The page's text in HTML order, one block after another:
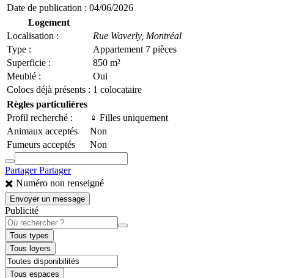
Date de publication : 04/06/2026
Logement
Localisation :
Rue Waverly, Montréal
Type :
Appartement 7 pièces
Superficie :
850 m²
Meublé :
Oui
Colocs déjà présents : 1 colocataire
Règles particulières
Profil recherché :
♀️ Filles uniquement
Animaux acceptés
Non
Fumeurs acceptés
Non
PartagerPartager
✖️ Numéro non renseigné
Envoyer un message
Publicité
Tous types
Tous loyers
Tous espaces